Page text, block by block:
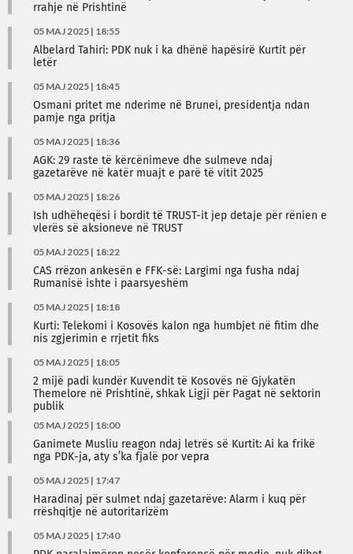
rrahje në Prishtinë
05 MAJ 2025 | 18:55
Albelard Tahiri: PDK nuk i ka dhënë hapësirë Kurtit për
letër
05 MAJ 2025 | 18:45
Osmani pritet me nderime në Brunei, presidentja ndan
pamje nga pritja
05 MAJ 2025 | 18:36
AGK: 29 raste të kërcënimeve dhe sulmeve ndaj
gazetarëve në katër muajt e parë të vitit 2025
05 MAJ 2025 | 18:26
Ish udhëheqësi i bordit të TRUST-it jep detaje për rënien e
vlerës së aksioneve në TRUST
05 MAJ 2025 | 18:22
CAS rrëzon ankesën e FFK-së: Largimi nga fusha ndaj
Rumanisë ishte i paarsyeshëm
05 MAJ 2025 | 18:18
Kurti: Telekomi i Kosovës kalon nga humbjet në fitim dhe
nis zgjerimin e rrjetit fiks
05 MAJ 2025 | 18:05
2 mijë padi kundër Kuvendit të Kosovës në Gjykatën
Themelore në Prishtinë, shkak Ligji për Pagat në sektorin
publik
05 MAJ 2025 | 18:00
Ganimete Musliu reagon ndaj letrës së Kurtit: Ai ka frikë
nga PDK-ja, aty s’ka fjalë por vepra
05 MAJ 2025 | 17:47
Haradinaj për sulmet ndaj gazetarëve: Alarm i kuq për
rrëshqitje në autoritarizëm
05 MAJ 2025 | 17:40